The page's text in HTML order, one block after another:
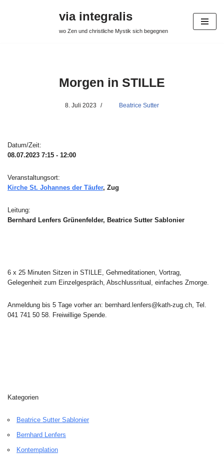
via integralis
wo Zen und christliche Mystik sich begegnen
Morgen in STILLE
8. Juli 2023 Beatrice Sutter
Datum/Zeit:
08.07.2023 7:15 - 12:00
Veranstaltungsort:
Kirche St. Johannes der Täufer, Zug
Leitung:
Bernhard Lenfers Grünenfelder, Beatrice Sutter Sablonier
6 x 25 Minuten Sitzen in STILLE, Gehmeditationen, Vortrag,
Gelegenheit zum Einzelgespräch, Abschlussritual, einfaches Zmorge.
Anmeldung bis 5 Tage vorher an: bernhard.lenfers@kath-zug.ch, Tel.
041 741 50 58. Freiwillige Spende.
Kategorien
Beatrice Sutter Sablonier
Bernhard Lenfers
Kontemplation